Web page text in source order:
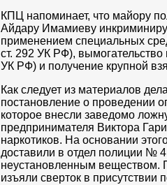
КПЦ напоминает, что майору
Айдару Имамиеву
применением специальных
ст. 292 УК РФ), вымогательство
УК РФ) и получение крупной
Как следует из материалов
постановление о проведении
которое внесли заведомо
предпринимателя Виктора
наркотиков. На основании
доставили в отдел полиции №
неустановленным веществом.
изъяли сверток в присутствии